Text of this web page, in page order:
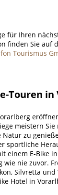
für Ihren
finden Sie auf
Tourismus
Touren in
meistern
Natur zu
sportliche
einem E-Bike
nie zuvor.
Silvretta
Hotel in